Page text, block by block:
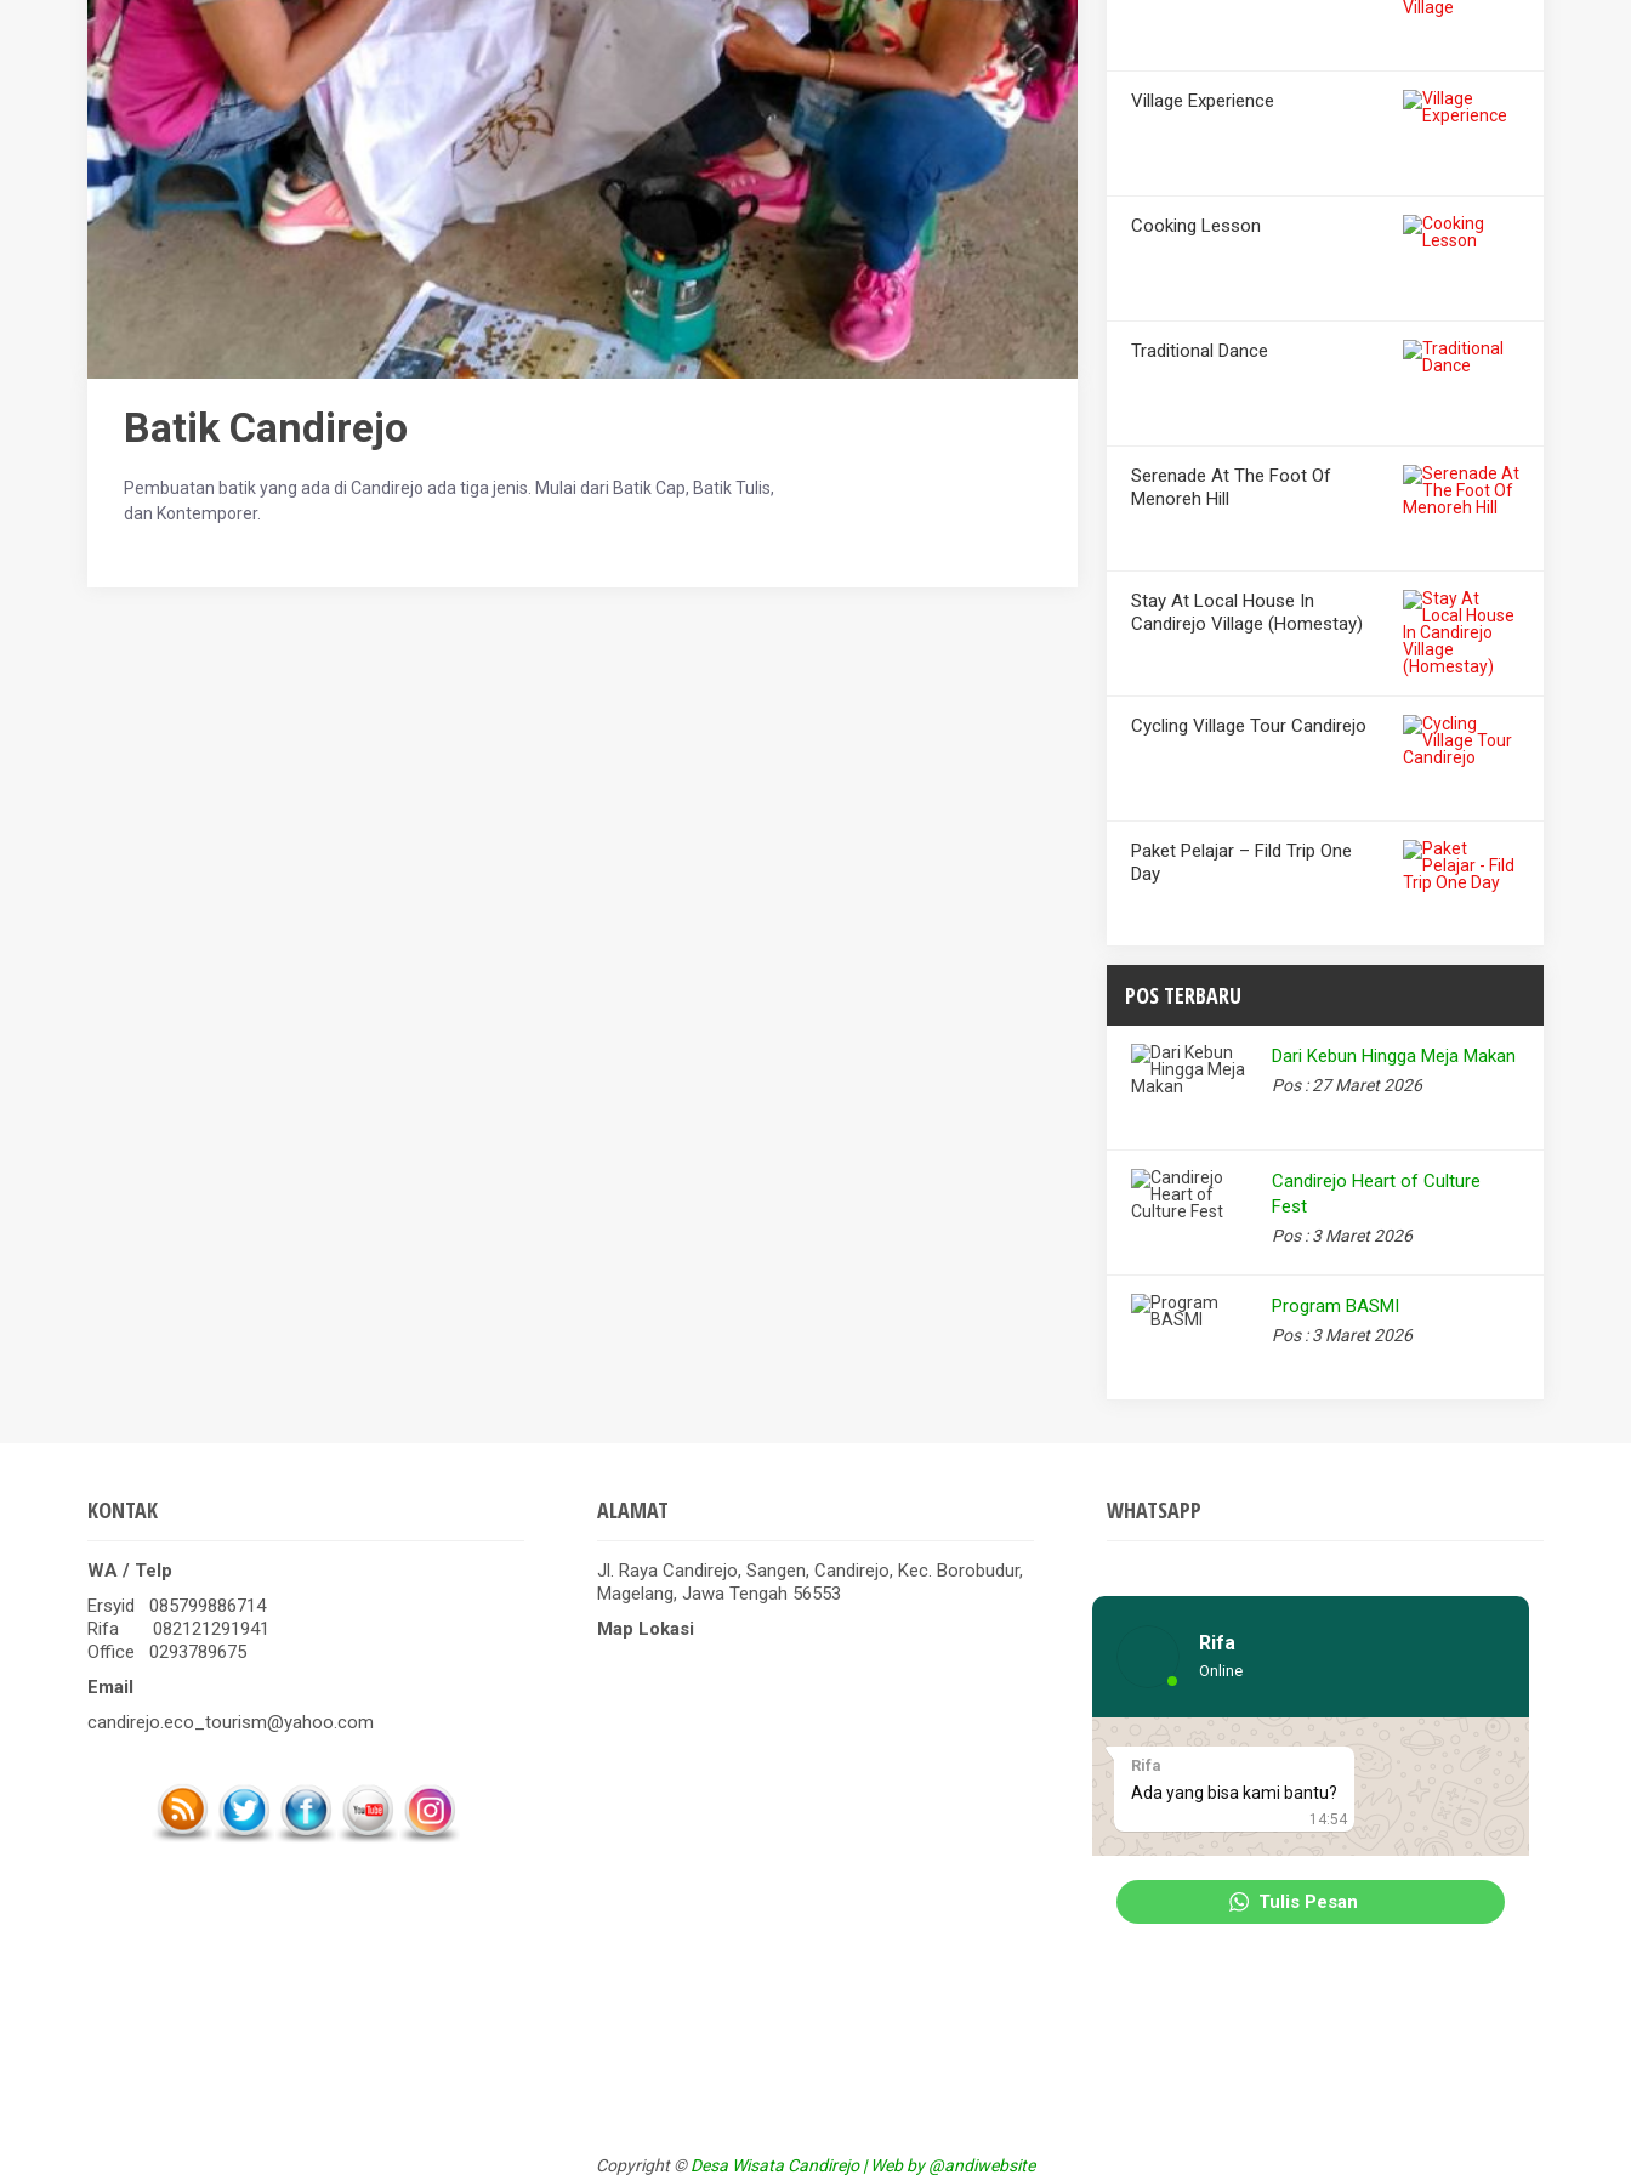
Batik Candirejo
Pembuatan batik yang ada di Candirejo ada tiga jenis. Mulai dari Batik Cap, Batik Tulis,
dan Kontemporer.
Village Experience
Cooking Lesson
Traditional Dance
Serenade At The Foot Of
Menoreh Hill
Stay At Local House In
Candirejo Village (Homestay)
Cycling Village Tour Candirejo
Paket Pelajar – Fild Trip One
Day
POS TERBARU
Dari Kebun Hingga Meja Makan
Pos : 27 Maret 2026
Candirejo Heart of Culture
Fest
Pos : 3 Maret 2026
Program BASMI
Pos : 3 Maret 2026
KONTAK
WA / Telp
Ersyid 085799886714
Rifa 082121291941
Office 0293789675
Email
candirejo.eco_tourism@yahoo.com
ALAMAT
Jl. Raya Candirejo, Sangen, Candirejo, Kec. Borobudur,
Magelang, Jawa Tengah 56553
Map Lokasi
WHATSAPP
Rifa
Online
Rifa
Ada yang bisa kami bantu?
14:54
Tulis Pesan
Copyright ©Desa Wisata Candirejo | Web by @andiwebsite